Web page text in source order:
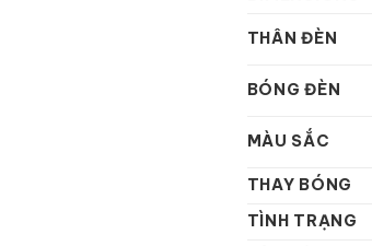
THÂN ĐÈN
BÓNG ĐÈN
MÀU SẮC
THAY BÓNG
TÌNH TRẠNG